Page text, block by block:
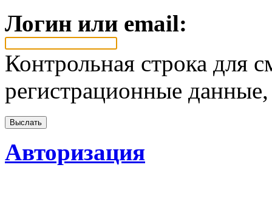
Логин или email:
Контрольная строка для
регистрационные
Авторизация